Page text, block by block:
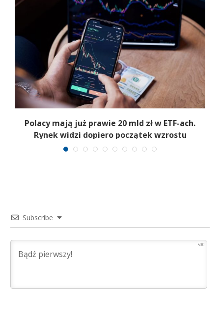
Polacy mają już prawie 20 mld zł w ETF-ach.
Rynek widzi dopiero początek wzrostu
Subscribe
500